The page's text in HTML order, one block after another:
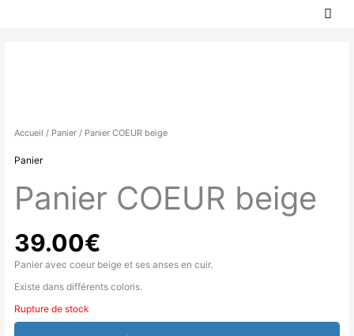
Accueil / Panier / Panier COEUR beige
Panier
Panier COEUR beige
39.00€
Panier avec coeur beige et ses anses en cuir.
Existe dans différents coloris.
Rupture de stock